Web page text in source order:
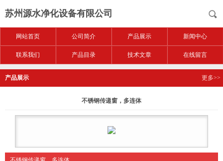
苏州源水净化设备有限公司
网站首页 公司简介 产品展示 新闻中心
联系我们 产品目录 技术文章 在线留言
产品展示 更多>>
不锈钢传递窗，多连体